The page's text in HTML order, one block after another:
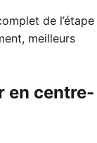
de l’étape
meilleurs
en centre-